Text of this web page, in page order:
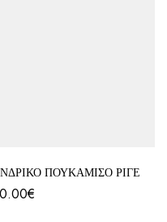
ΠΟΥΚΑΜΙΣΟ ΡΙΓΕ
€